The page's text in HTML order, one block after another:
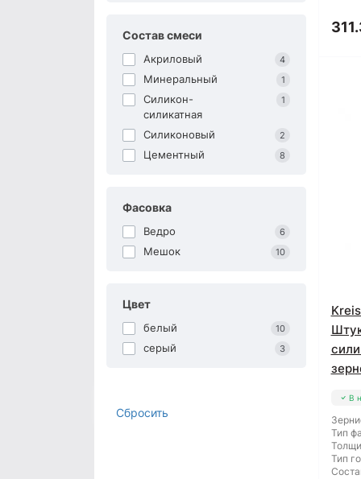
Состав смеси
Акриловый 4
Минеральный 1
Силикон-
силикатная
1
Силиконовый 2
Цементный 8
Фасовка
Ведро 6
Мешок 10
Цвет
белый 10
серый 3
Сбросить
В
Тип
Тип